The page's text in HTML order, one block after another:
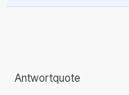
Antwortquote